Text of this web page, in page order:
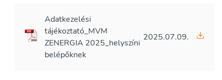
Adatkezelési
tájékoztató_MVM
ZENERGIA 2025_helyszíni
belépőknek
2025.07.09.